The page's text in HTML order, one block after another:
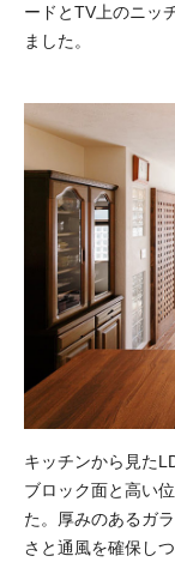
ードとTV上のニッ
ました。
キッチンから見た
ブロック面と高い
た。厚みのあるガ
さと通風を確保し